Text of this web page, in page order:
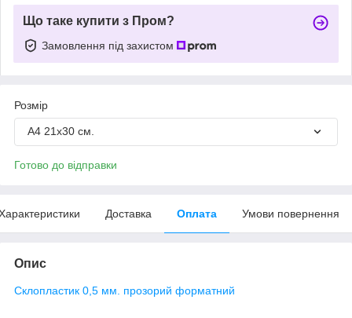
Що таке купити з Пром?
Замовлення під захистом
Розмір
А4 21х30 см.
Готово до відправки
Доставка Оплата Умови повернення
Опис
Склопластик 0,5 мм. прозорий форматний